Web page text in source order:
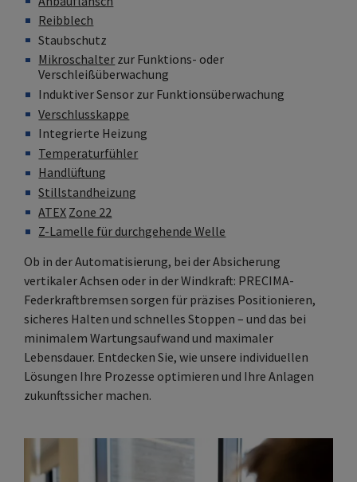
Reibblech
Staubschutz
Mikroschalter zur Funktions- oder
Verschleißüberwachung
Induktiver Sensor zur Funktionsüberwachung
Verschlusskappe
Integrierte Heizung
Temperaturfühler
Handlüftung
Stillstandheizung
ATEX Zone 22
Z-Lamelle für durchgehende Welle
Ob in der Automatisierung, bei der Absicherung
vertikaler Achsen oder in der Windkraft: PRECIMA-
Federkraftbremsen sorgen für präzises Positionieren,
sicheres Halten und schnelles Stoppen – und das bei
minimalem Wartungsaufwand und maximaler
Lebensdauer. Entdecken Sie, wie unsere individuellen
Lösungen Ihre Prozesse optimieren und Ihre Anlagen
zukunftssicher machen.